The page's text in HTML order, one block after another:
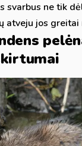
svarbus ne tik
atveju jos greitai